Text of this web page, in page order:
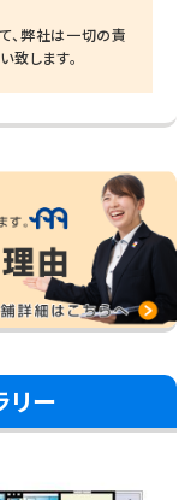
、弊社は一切の責
致します。
リー